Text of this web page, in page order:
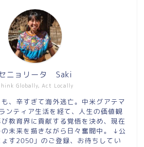
Globally, Act Locally
ニョリータ Saki
、辛すぎて海外逃亡。中米グアテマ
ンティア生活を経て、人生の価値観
教育界に貢献する覚悟を決め、現在
未来を描きながら日々奮闘中。 ↓公
す2050」のご登録、お待ちしてい